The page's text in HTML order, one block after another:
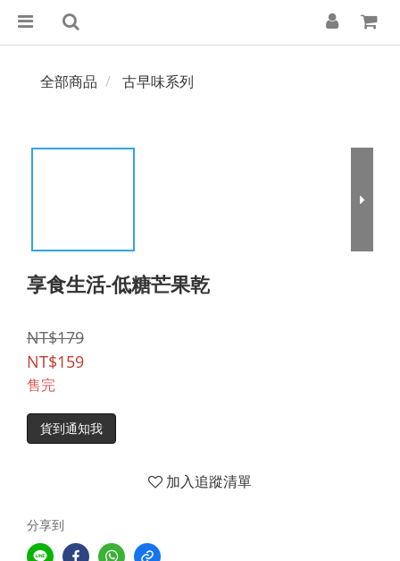
全部商品 古早味系列
享食生活-低糖芒果乾
NT$179
NT$159
售完
貨到通知我
加入追蹤清單
分享到